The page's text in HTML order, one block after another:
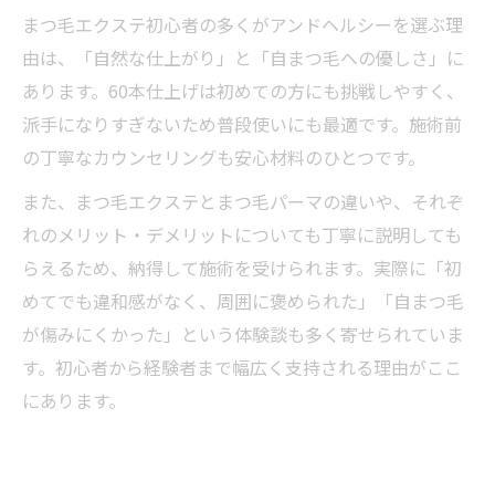
まつ毛エクステ初心者の多くがアンドヘルシーを選ぶ理
由は、「自然な仕上がり」と「自まつ毛への優しさ」に
あります。60本仕上げは初めての方にも挑戦しやすく、
派手になりすぎないため普段使いにも最適です。施術前
の丁寧なカウンセリングも安心材料のひとつです。
また、まつ毛エクステとまつ毛パーマの違いや、それぞ
れのメリット・デメリットについても丁寧に説明しても
らえるため、納得して施術を受けられます。実際に「初
めてでも違和感がなく、周囲に褒められた」「自まつ毛
が傷みにくかった」という体験談も多く寄せられていま
す。初心者から経験者まで幅広く支持される理由がここ
にあります。